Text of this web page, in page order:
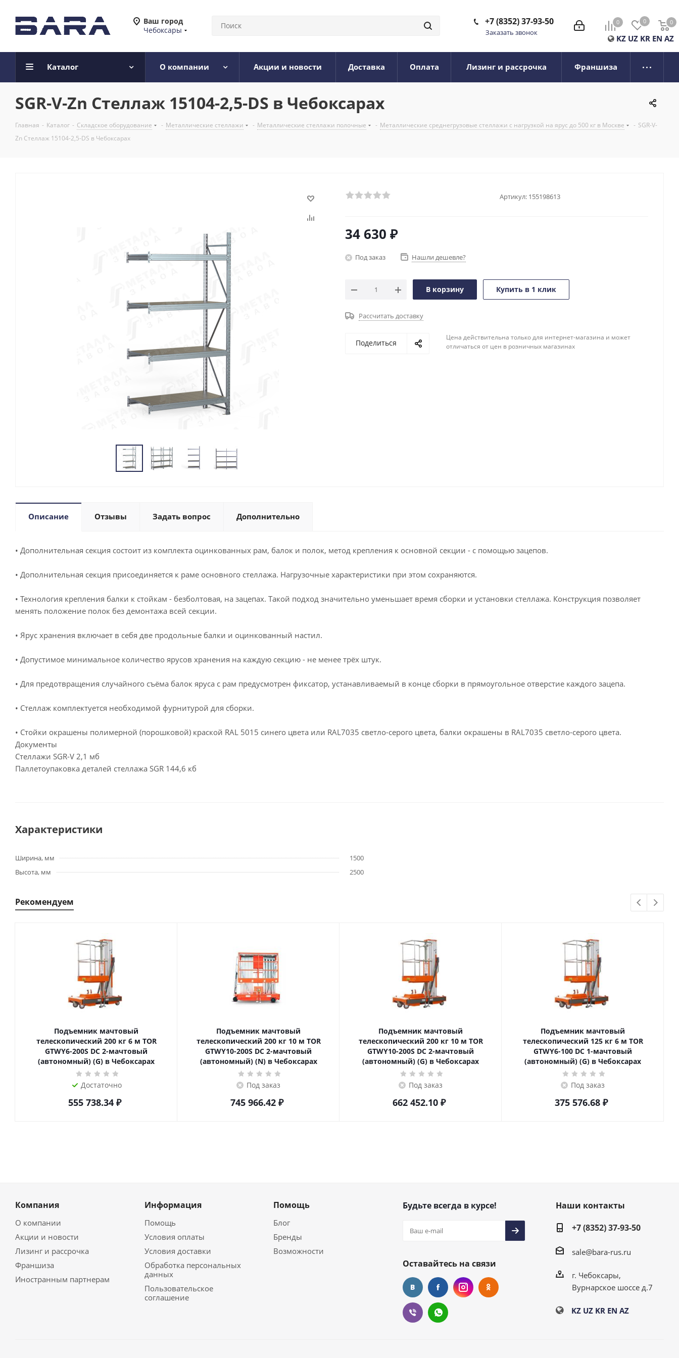
Ваш город
Чебоксары
0 0 0
0
KZ UZ KR EN AZ
+7 (8352) 37-93-50
Заказать звонок
Каталог О компании Акции и новости Доставка Оплата Лизинг и рассрочка Франшиза
SGR-V-Zn Стеллаж 15104-2,5-DS в Чебоксарах
Главная - Каталог - Складское оборудование - Металлические стеллажи - Металлические стеллажи полочные - Металлические среднегрузовые стеллажи с нагрузкой на ярус до 500 кг в Москве - SGR-V-
Zn Стеллаж 15104-2,5-DS в Чебоксарах
Артикул: 155198613
34 630 ₽
Под заказ Нашли дешевле?
В корзину Купить в 1 клик
Рассчитать доставку
Поделиться
Цена действительна только для интернет-магазина и может
отличаться от цен в розничных магазинах
Описание Отзывы Задать вопрос Дополнительно
• Дополнительная секция состоит из комплекта оцинкованных рам, балок и полок, метод крепления к основной секции - с помощью зацепов.
• Дополнительная секция присоединяется к раме основного стеллажа. Нагрузочные характеристики при этом сохраняются.
• Технология крепления балки к стойкам - безболтовая, на зацепах. Такой подход значительно уменьшает время сборки и установки стеллажа. Конструкция позволяет
менять положение полок без демонтажа всей секции.
• Ярус хранения включает в себя две продольные балки и оцинкованный настил.
• Допустимое минимальное количество ярусов хранения на каждую секцию - не менее трёх штук.
• Для предотвращения случайного съёма балок яруса с рам предусмотрен фиксатор, устанавливаемый в конце сборки в прямоугольное отверстие каждого зацепа.
• Стеллаж комплектуется необходимой фурнитурой для сборки.
• Стойки окрашены полимерной (порошковой) краской RAL 5015 синего цвета или RAL7035 светло-серого цвета, балки окрашены в RAL7035 светло-серого цвета.
Документы
Стеллажи SGR-V 2,1 мб
Паллетоупаковка деталей стеллажа SGR 144,6 кб
Характеристики
Ширина, мм
1500
Высота, мм
2500
Рекомендуем
Подъемник мачтовый
телескопический 200 кг 6 м TOR
GTWY6-200S DC 2-мачтовый
(автономный) (G) в Чебоксарах
Достаточно
555 738.34₽
Подъемник мачтовый
телескопический 200 кг 10 м TOR
GTWY10-200S DC 2-мачтовый
(автономный) (N) в Чебоксарах
Под заказ
745 966.42₽
Подъемник мачтовый
телескопический 200 кг 10 м TOR
GTWY10-200S DC 2-мачтовый
(автономный) (G) в Чебоксарах
Под заказ
662 452.10₽
Подъемник мачтовый
телескопический 125 кг 6 м TOR
GTWY6-100 DC 1-мачтовый
(автономный) (G) в Чебоксарах
Под заказ
375 576.68₽
Компания
О компании
Акции и новости
Лизинг и рассрочка
Франшиза
Иностранным партнерам
Информация
Помощь
Условия оплаты
Условия доставки
Обработка персональных
данных
Пользовательское
соглашение
Помощь
Блог
Бренды
Возможности
Будьте всегда в курсе!
Оставайтесь на связи
Наши контакты
+7 (8352) 37-93-50
sale@bara-rus.ru
г. Чебоксары,
Вурнарское шоссе д.7
KZ UZ KR EN AZ